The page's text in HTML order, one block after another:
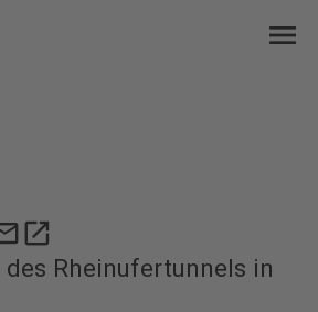
menu
open_in_new
Rheinufertunnels in